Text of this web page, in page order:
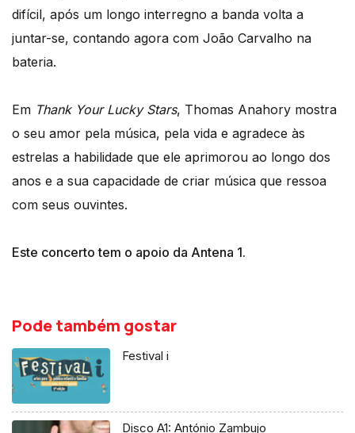
difícil, após um longo interregno a banda volta a
juntar-se, contando agora com João Carvalho na
bateria.
Em Thank Your Lucky Stars, Thomas Anahory mostra
o seu amor pela música, pela vida e agradece às
estrelas a habilidade que ele aprimorou ao longo dos
anos e a sua capacidade de criar música que ressoa
com seus ouvintes.
Este concerto tem o apoio da Antena 1.
Pode também gostar
Festival i
Disco A1: António Zambujo